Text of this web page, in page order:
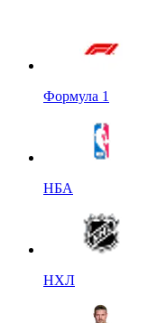
Формула 1
НБА
НХЛ